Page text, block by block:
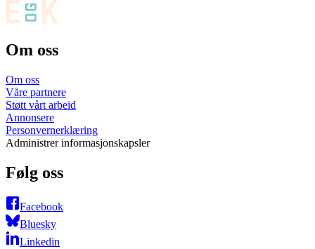
Om oss
Om oss
Våre partnere
Støtt vårt arbeid
Annonsere
Personvernerklæring
Administrer informasjonskapsler
Følg oss
Facebook
Bluesky
Linkedin